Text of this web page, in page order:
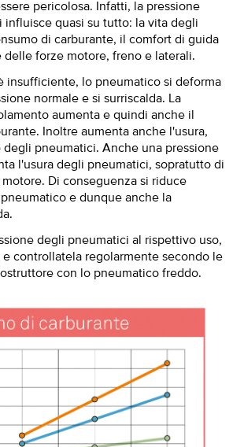
pericolosa. Infatti, la pressione
influisce quasi su tutto: la vita degli
di carburante, il comfort di guida
delle forze motore, freno e laterali.
insufficiente, lo pneumatico si deforma
normale e si surriscalda. La
aumenta e quindi anche il
Inoltre aumenta anche l'usura,
pneumatici. Anche una pressione
l'usura degli pneumatici, sopratutto di
Di conseguenza si riduce
e dunque anche la
degli pneumatici al rispettivo uso,
controllatela regolarmente secondo le
con lo pneumatico freddo.